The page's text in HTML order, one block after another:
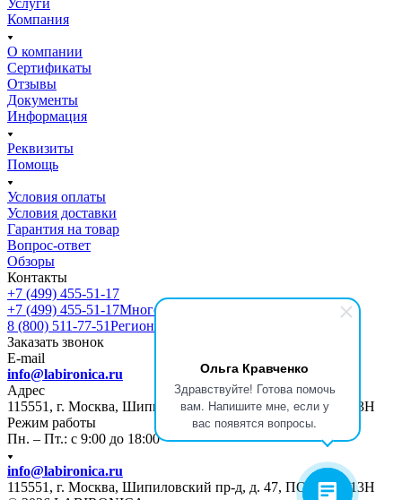
Ольга Кравченко
Здравствуйте! Готова помочь
вам. Напишите мне, если у
вас появятся вопросы.
Компания
О компании
Сертификаты
Отзывы
Документы
Информация
Реквизиты
Помощь
Условия оплаты
Условия доставки
Гарантия на товар
Вопрос-ответ
Обзоры
Контакты
+7 (499) 455-51-17
+7 (499) 455-51-17Многоканальный
8 (800) 511-77-51Регионы РФ
Заказать звонок
E-mail
info@labironica.ru
Адрес
115551, г. Москва, Шипиловский пр-д, д. 47, ПОМЕЩ. 13Н
Режим работы
Пн. – Пт.: с 9:00 до 18:00
info@labironica.ru
115551, г. Москва, Шипиловский пр-д, д. 47, ПОМЕЩ. 13Н